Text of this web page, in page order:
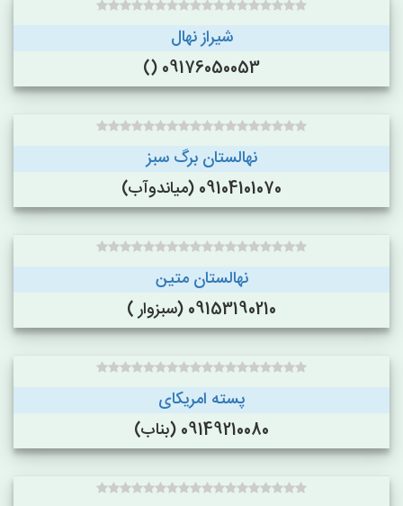
شیراز نهال
09176050053 ()
نهالستان برگ سبز
09104101070 (میاندوآب)
نهالستان متین
09153190210 (سبزوار )
پسته امریکای
09149210080 (بناب)